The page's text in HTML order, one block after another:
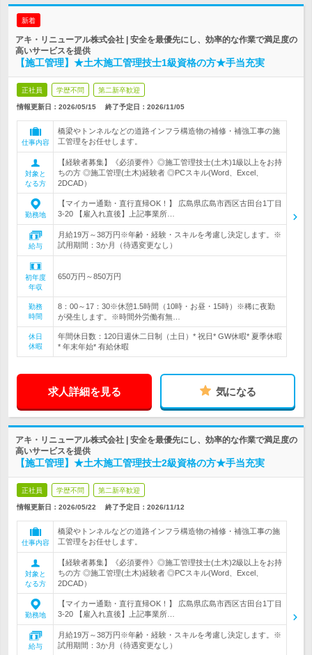
新着
アキ・リニューアル株式会社 | 安全を最優先にし、効率的な作業で満足度の
高いサービスを提供
【施工管理】★土木施工管理技士1級資格の方★手当充実
正社員 学歴不問 第二新卒歓迎
情報更新日：2026/05/15 終了予定日： 2026/11/05
仕事内容
橋梁やトンネルなどの道路インフラ構造物の補修・補強工事の施
工管理をお任せします。
対象と
なる方
【経験者募集】《必須要件》◎施工管理技士(土木)1級以上をお持
ちの方 ◎施工管理(土木)経験者 ◎PCスキル(Word、Excel、
2DCAD）
勤務地
【マイカー通勤・直行直帰OK！】 広島県広島市西区古田台1丁目
3-20 【雇入れ直後】上記事業所…
給与
月給19万～38万円※年齢・経験・スキルを考慮し決定します。※
試用期間：3か月（待遇変更なし）
初年度
年収
650万円～850万円
勤務
時間
8：00～17：30※休憩1.5時間（10時・お昼・15時）※稀に夜勤
が発生します。※時間外労働有無…
休日
休暇
年間休日数：120日週休二日制（土日）* 祝日* GW休暇* 夏季休暇
* 年末年始* 有給休暇
求人詳細を見る 気になる
アキ・リニューアル株式会社 | 安全を最優先にし、効率的な作業で満足度の
高いサービスを提供
【施工管理】★土木施工管理技士2級資格の方★手当充実
正社員 学歴不問 第二新卒歓迎
情報更新日：2026/05/22 終了予定日： 2026/11/12
仕事内容
橋梁やトンネルなどの道路インフラ構造物の補修・補強工事の施
工管理をお任せします。
対象と
なる方
【経験者募集】《必須要件》◎施工管理技士(土木)2級以上をお持
ちの方 ◎施工管理(土木)経験者 ◎PCスキル(Word、Excel、
2DCAD）
勤務地
【マイカー通勤・直行直帰OK！】 広島県広島市西区古田台1丁目
3-20 【雇入れ直後】上記事業所…
給与
月給19万～38万円※年齢・経験・スキルを考慮し決定します。※
試用期間：3か月（待遇変更なし）